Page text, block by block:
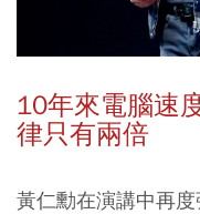
10年來電腦速
律只有兩倍
黃仁勳在演講中再